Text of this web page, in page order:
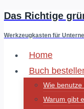
Zum
Das Richtige
Werkzeugkasten für
Home
Buch
Wie
Warum gibt